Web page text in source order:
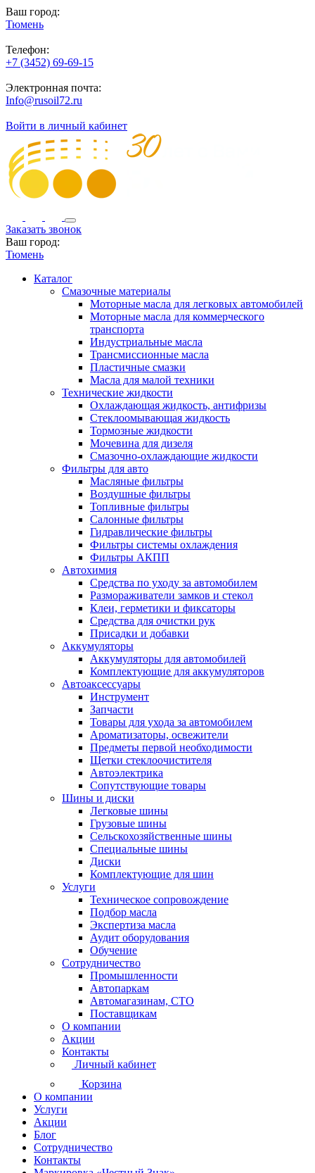
Ваш город:
Тюмень
Телефон:
+7 (3452) 69-69-15
Электронная почта:
Info@rusoil72.ru
Войти в личный кабинет
Заказать звонок
Ваш город:
Тюмень
Каталог
Смазочные материалы
Моторные масла для легковых автомобилей
Моторные масла для коммерческого
транспорта
Индустриальные масла
Трансмиссионные масла
Пластичные смазки
Масла для малой техники
Технические жидкости
Охлаждающая жидкость, антифризы
Стеклоомывающая жидкость
Тормозные жидкости
Мочевина для дизеля
Смазочно-охлаждающие жидкости
Фильтры для авто
Масляные фильтры
Воздушные фильтры
Топливные фильтры
Салонные фильтры
Гидравлические фильтры
Фильтры системы охлаждения
Фильтры АКПП
Автохимия
Средства по уходу за автомобилем
Размораживатели замков и стекол
Клеи, герметики и фиксаторы
Средства для очистки рук
Присадки и добавки
Аккумуляторы
Аккумуляторы для автомобилей
Комплектующие для аккумуляторов
Автоаксессуары
Инструмент
Запчасти
Товары для ухода за автомобилем
Ароматизаторы, освежители
Предметы первой необходимости
Щетки стеклоочистителя
Автоэлектрика
Сопутствующие товары
Шины и диски
Легковые шины
Грузовые шины
Сельскохозяйственные шины
Специальные шины
Диски
Комплектующие для шин
Услуги
Техническое сопровождение
Подбор масла
Экспертиза масла
Аудит оборудования
Обучение
Сотрудничество
Промышленности
Автопаркам
Автомагазинам, СТО
Поставщикам
О компании
Акции
Контакты
Личный кабинет
Корзина
О компании
Услуги
Акции
Блог
Сотрудничество
Контакты